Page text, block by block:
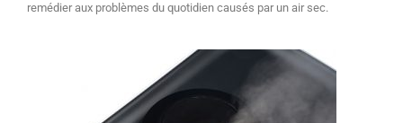
remédier aux problèmes du quotidien causés par un air sec.